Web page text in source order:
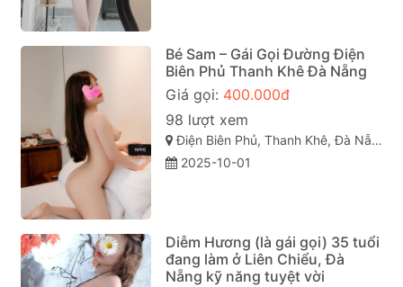
Bé Sam – Gái Gọi Đường Điện
Biên Phủ Thanh Khê Đà Nẵng
Giá gọi: 400.000đ
98 lượt xem
Điện Biên Phủ, Thanh Khê, Đà Nẵng
2025-10-01
Diễm Hương (là gái gọi) 35 tuổi
đang làm ở Liên Chiểu, Đà
Nẵng kỹ năng tuyệt vời